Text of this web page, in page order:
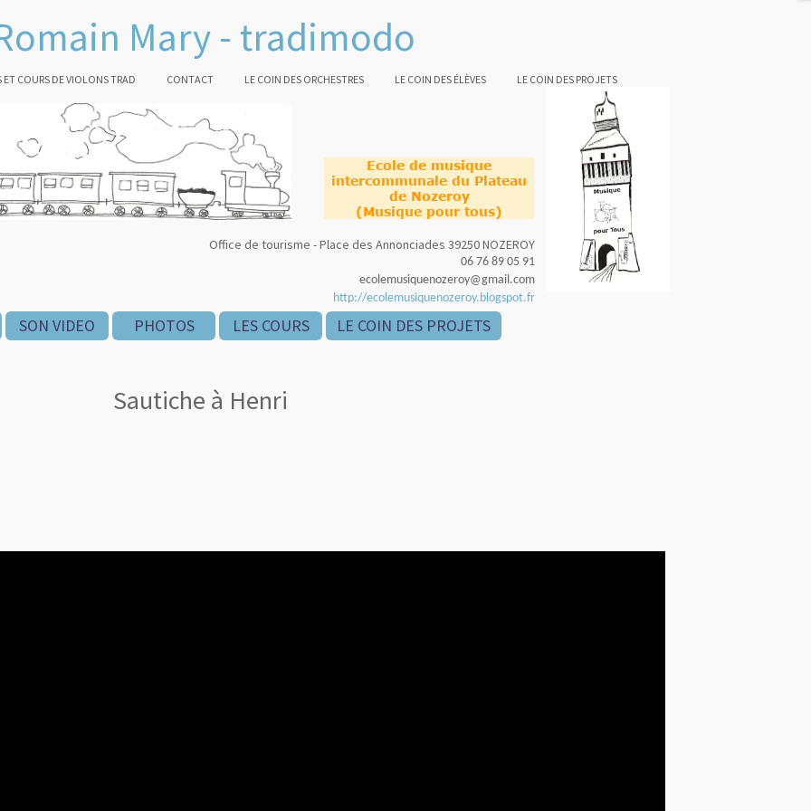
Mary - tradimodo
ET COURS DE VIOLONS TRAD CONTACT LE COIN DES ORCHESTRES LE COIN DES ÉLÈVES LE COIN DES PROJETS
Ecole de musique
intercommunale du Plateau
de Nozeroy
(Musique pour tous)
Office de tourisme - Place des Annonciades 39250 NOZEROY
06 76 89 05 91
ecolemusiquenozeroy@gmail.com
http://ecolemusiquenozeroy.blogspot.fr
SON VIDEO LES COURS
PHOTOS LE COIN DES PROJETS
Sautiche à Henri